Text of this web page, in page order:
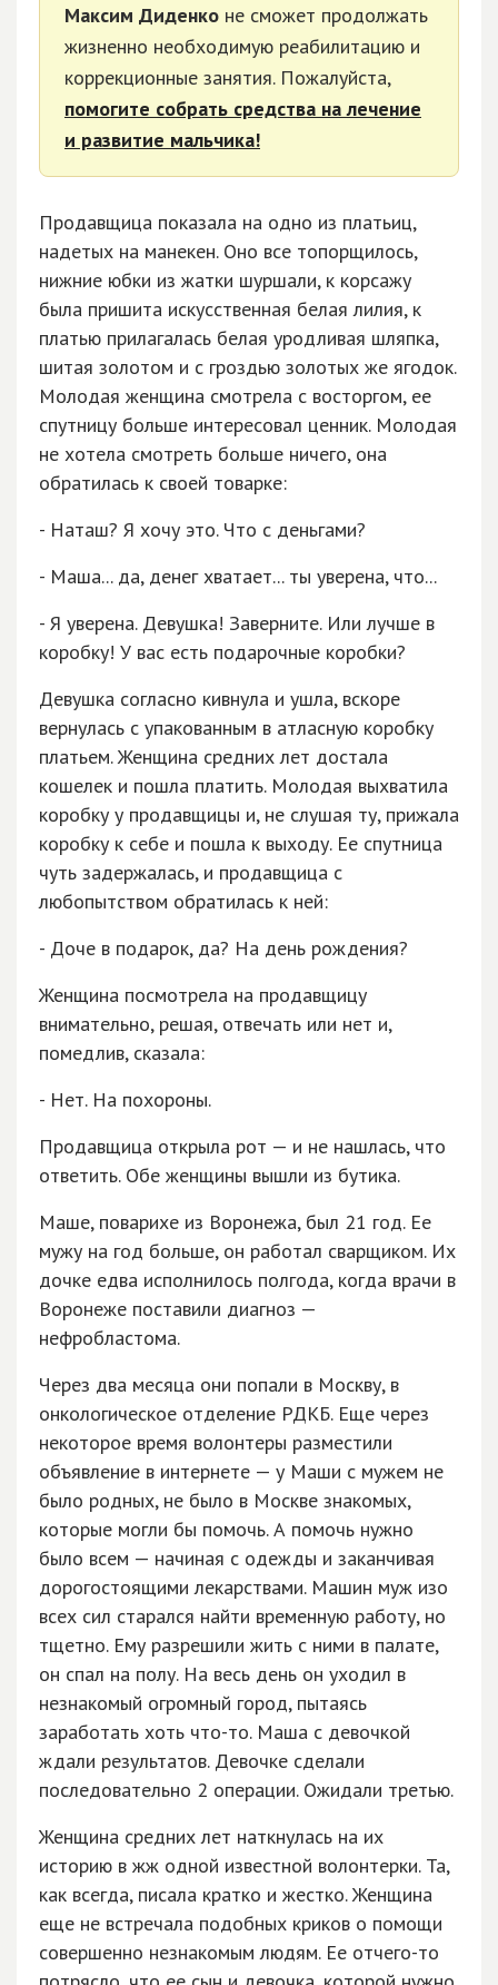
Максим Диденко не сможет продолжать
жизненно необходимую реабилитацию и
коррекционные занятия. Пожалуйста,
помогите собрать средства на лечение
и развитие мальчика!
Продавщица показала на одно из платьиц,
надетых на манекен. Оно все топорщилось,
нижние юбки из жатки шуршали, к корсажу
была пришита искусственная белая лилия, к
платью прилагалась белая уродливая шляпка,
шитая золотом и с гроздью золотых же ягодок.
Молодая женщина смотрела с восторгом, ее
спутницу больше интересовал ценник. Молодая
не хотела смотреть больше ничего, она
обратилась к своей товарке:
- Наташ? Я хочу это. Что с деньгами?
- Маша... да, денег хватает... ты уверена, что...
- Я уверена. Девушка! Заверните. Или лучше в
коробку! У вас есть подарочные коробки?
Девушка согласно кивнула и ушла, вскоре
вернулась с упакованным в атласную коробку
платьем. Женщина средних лет достала
кошелек и пошла платить. Молодая выхватила
коробку у продавщицы и, не слушая ту, прижала
коробку к себе и пошла к выходу. Ее спутница
чуть задержалась, и продавщица с
любопытством обратилась к ней:
- Доче в подарок, да? На день рождения?
Женщина посмотрела на продавщицу
внимательно, решая, отвечать или нет и,
помедлив, сказала:
- Нет. На похороны.
Продавщица открыла рот — и не нашлась, что
ответить. Обе женщины вышли из бутика.
Маше, поварихе из Воронежа, был 21 год. Ее
мужу на год больше, он работал сварщиком. Их
дочке едва исполнилось полгода, когда врачи в
Воронеже поставили диагноз —
нефробластома.
Через два месяца они попали в Москву, в
онкологическое отделение РДКБ. Еще через
некоторое время волонтеры разместили
объявление в интернете — у Маши с мужем не
было родных, не было в Москве знакомых,
которые могли бы помочь. А помочь нужно
было всем — начиная с одежды и заканчивая
дорогостоящими лекарствами. Машин муж изо
всех сил старался найти временную работу, но
тщетно. Ему разрешили жить с ними в палате,
он спал на полу. На весь день он уходил в
незнакомый огромный город, пытаясь
заработать хоть что-то. Маша с девочкой
ждали результатов. Девочке сделали
последовательно 2 операции. Ожидали третью.
Женщина средних лет наткнулась на их
историю в жж одной известной волонтерки. Та,
как всегда, писала кратко и жестко. Женщина
еще не встречала подобных криков о помощи
совершенно незнакомым людям. Ее отчего-то